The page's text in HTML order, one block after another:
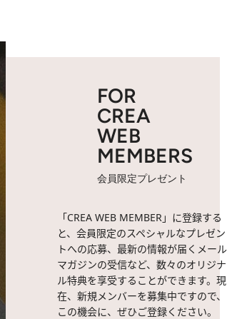
FOR
CREA
WEB
MEMBERS
会員限定プレゼント
「CREA WEB MEMBER」に登録する
と、会員限定のスペシャルなプレゼン
トへの応募、最新の情報が届くメール
マガジンの受信など、数々のオリジナ
ル特典を享受することができます。現
在、新規メンバーを募集中ですので、
この機会に、ぜひご登録ください。